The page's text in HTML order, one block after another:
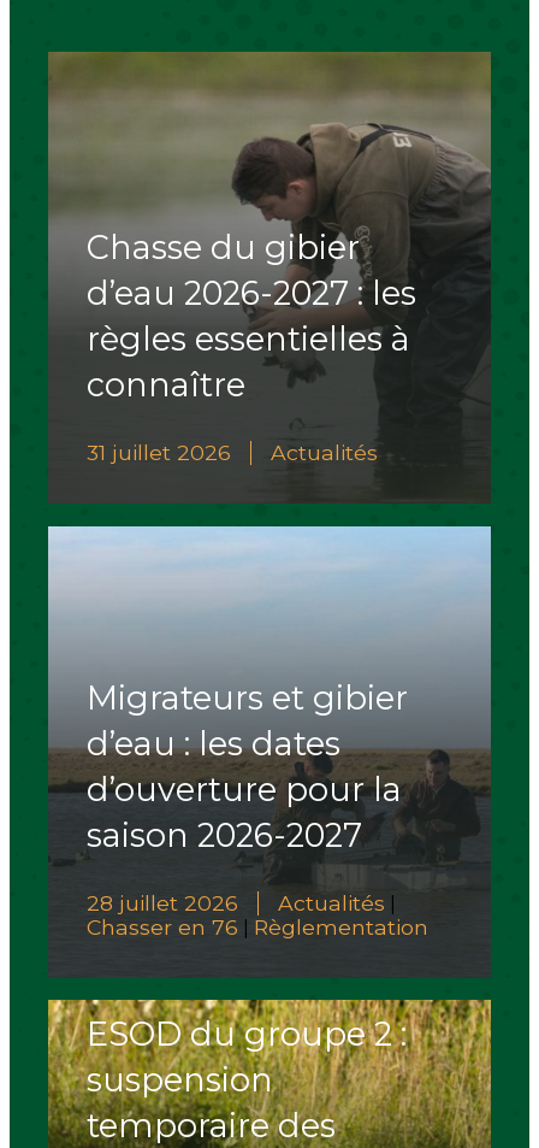
Chasse du gibier
d’eau 2026-2027 : les
règles essentielles à
connaître
31 juillet 2026 Actualités
Migrateurs et gibier
d’eau : les dates
d’ouverture pour la
saison 2026-2027
28 juillet 2026 Actualités
Chasser en 76 Règlementation
ESOD du groupe 2 :
suspension
temporaire des